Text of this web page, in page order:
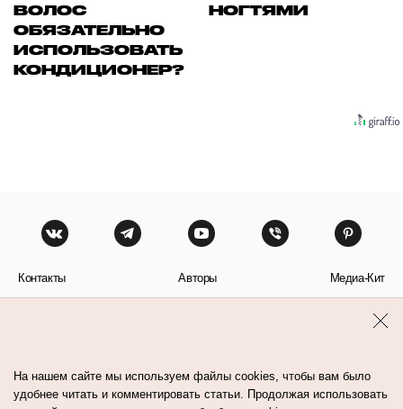
ВОЛОС
ОБЯЗАТЕЛЬНО
ИСПОЛЬЗОВАТЬ
КОНДИЦИОНЕР?
НОГТЯМИ
Контакты Авторы Медиа-Кит
На нашем сайте мы используем файлы cookies, чтобы вам было
удобнее читать и комментировать статьи. Продолжая использовать